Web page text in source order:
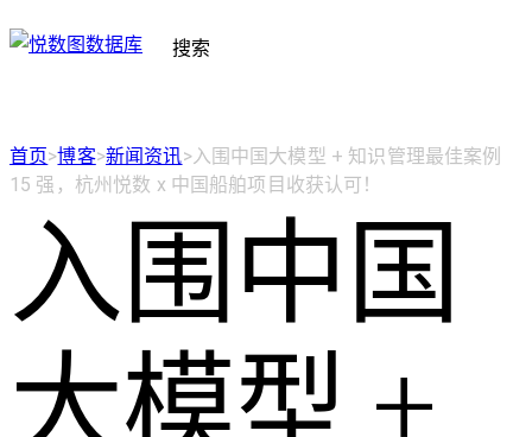
搜索
首页>博客>新闻资讯>入围中国大模型 + 知识管理最佳案例
15 强，杭州悦数 x 中国船舶项目收获认可！
入围中国
大模型 +